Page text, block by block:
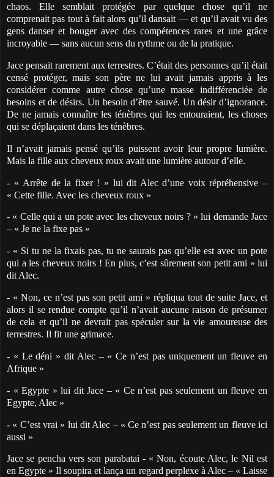
chaos. Elle semblait protégée par quelque chose qu’il ne
comprenait pas tout à fait alors qu’il dansait — et qu’il avait vu des
gens danser et bouger avec des compétences rares et une grâce
incroyable — sans aucun sens du rythme ou de la pratique.
Jace pensait rarement aux terrestres. C’était des personnes qu’il était
censé protéger, mais son père ne lui avait jamais appris à les
considérer comme autre chose qu’une masse indifférenciée de
besoins et de désirs. Un besoin d’être sauvé. Un désir d’ignorance.
De ne jamais connaître les ténèbres qui les entouraient, les choses
qui se déplaçaient dans les ténèbres.
Il n’avait jamais pensé qu’ils puissent avoir leur propre lumière.
Mais la fille aux cheveux roux avait une lumière autour d’elle.
- « Arrête de la fixer ! » lui dit Alec d’une voix répréhensive –
« Cette fille. Avec les cheveux roux »
- « Celle qui a un pote avec les cheveux noirs ? » lui demande Jace
– « Je ne la fixe pas »
- « Si tu ne la fixais pas, tu ne saurais pas qu’elle est avec un pote
qui a les cheveux noirs ! En plus, c’est sûrement son petit ami » lui
dit Alec.
- « Non, ce n’est pas son petit ami » répliqua tout de suite Jace, et
alors il se rendue compte qu’il n’avait aucune raison de présumer
de cela et qu’il ne devrait pas spéculer sur la vie amoureuse des
terrestres. Il fit une grimace.
- « Le déni » dit Alec – « Ce n’est pas uniquement un fleuve en
Afrique »
- « Egypte » lui dit Jace – « Ce n’est pas seulement un fleuve en
Egypte, Alec »
- « C’est vrai » lui dit Alec – « Ce n’est pas seulement un fleuve ici
aussi »
Jace se pencha vers son parabatai - « Non, écoute Alec, le Nil est
en Egypte » Il soupira et lança un regard perplexe à Alec – « Laisse